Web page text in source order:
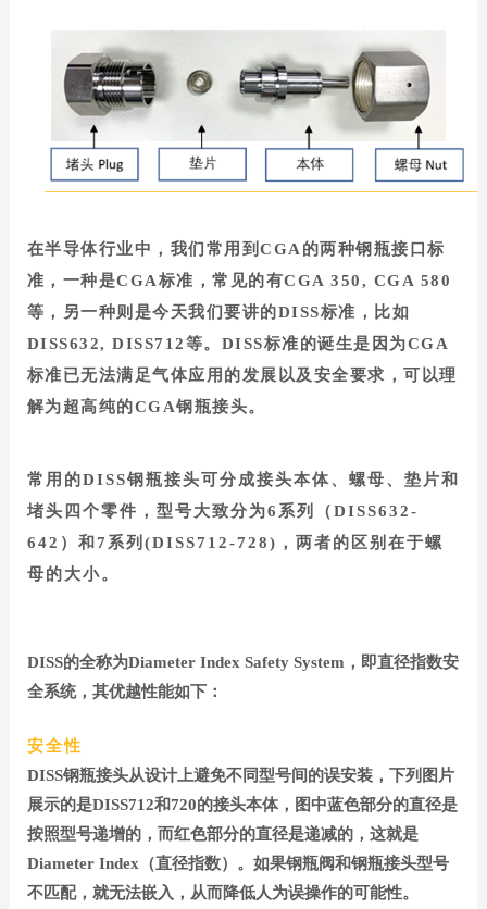
在半导体行业中，我们常用到CGA的两种钢瓶接口标
准，一种是CGA标准，常见的有CGA 350, CGA 580
等，另一种则是今天我们要讲的DISS标准，比如
DISS632, DISS712等。DISS标准的诞生是因为CGA
标准已无法满足气体应用的发展以及安全要求，可以理
解为超高纯的CGA钢瓶接头。
常用的DISS钢瓶接头可分成接头本体、螺母、垫片和
堵头四个零件，型号大致分为6系列（DISS632-
642）和7系列(DISS712-728)，两者的区别在于螺
母的大小。
DISS的全称为Diameter Index Safety System，即直径指数安
全系统，其优越性能如下：
安全性
DISS钢瓶接头从设计上避免不同型号间的误安装，下列图片
展示的是DISS712和720的接头本体，图中蓝色部分的直径是
按照型号递增的，而红色部分的直径是递减的，这就是
Diameter Index（直径指数）。如果钢瓶阀和钢瓶接头型号
不匹配，就无法嵌入，从而降低人为误操作的可能性。